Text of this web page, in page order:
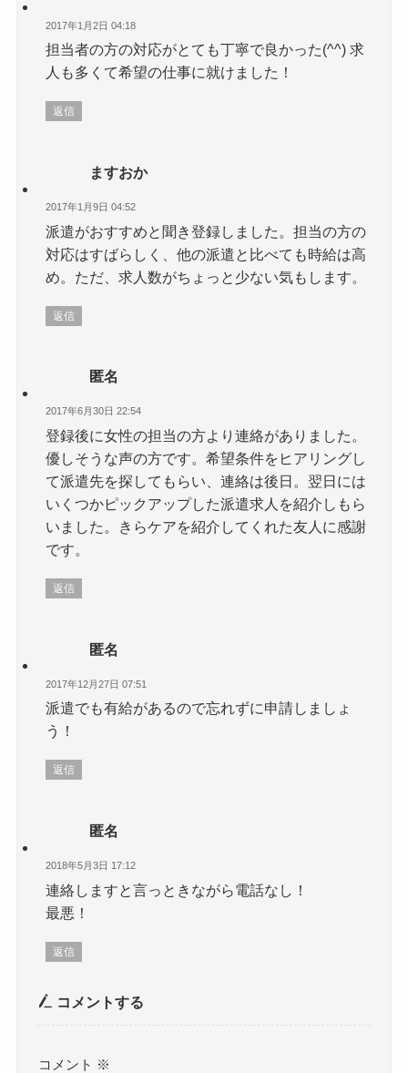
2017年1月2日 04:18
担当者の方の対応がとても丁寧で良かった(^^) 求
人も多くて希望の仕事に就けました！
返信
ますおか
2017年1月9日 04:52
派遣がおすすめと聞き登録しました。担当の方の
対応はすばらしく、他の派遣と比べても時給は高
め。ただ、求人数がちょっと少ない気もします。
返信
匿名
2017年6月30日 22:54
登録後に女性の担当の方より連絡がありました。
優しそうな声の方です。希望条件をヒアリングし
て派遣先を探してもらい、連絡は後日。翌日には
いくつかピックアップした派遣求人を紹介しもら
いました。きらケアを紹介してくれた友人に感謝
です。
返信
匿名
2017年12月27日 07:51
派遣でも有給があるので忘れずに申請しましょ
う！
返信
匿名
2018年5月3日 17:12
連絡しますと言っときながら電話なし！
最悪！
返信
コメントする
コメント ※